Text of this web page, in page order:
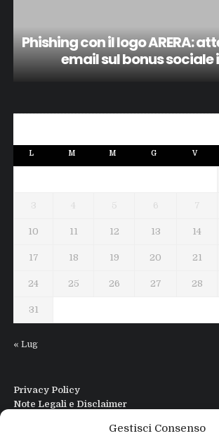
Gestisci Consenso
Phishing con il logo ARERA:
email sul bonus sociale
L M M G V
3 4 5 6 7
10 11 12 13 14
17 18 19 20 21
24 25 26 27 28
31
« Lug
Privacy Policy
Note Legali e Disclaimer